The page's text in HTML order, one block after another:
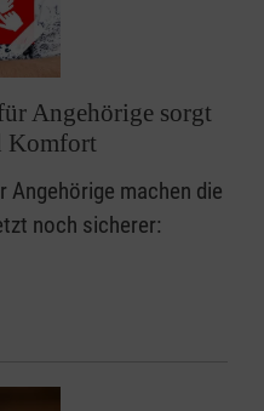
Angehörige sorgt
Komfort
Angehörige machen die
noch sicherer: